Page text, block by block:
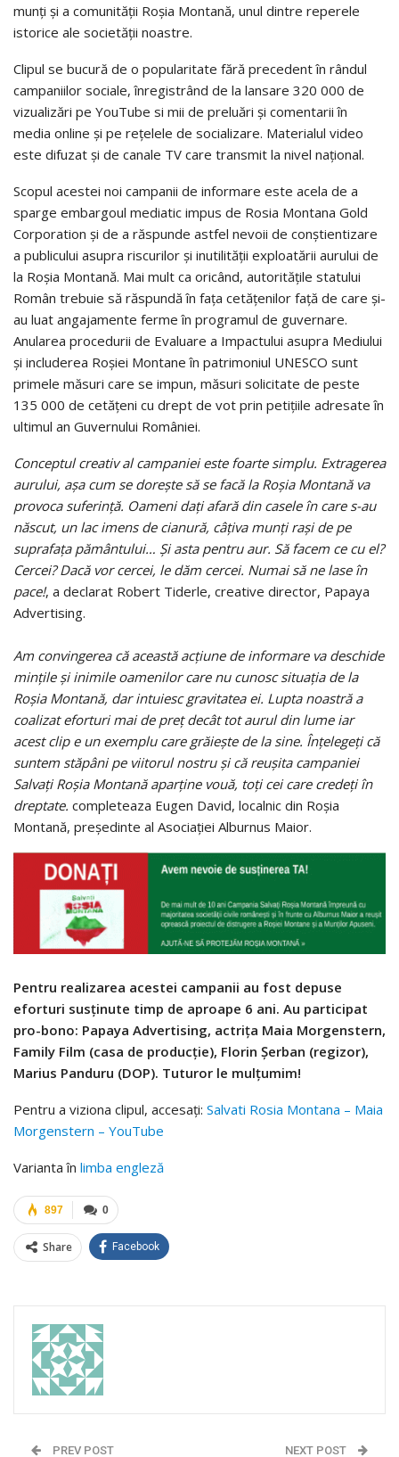
munţi şi a comunităţii Roşia Montană, unul dintre reperele
istorice ale societăţii noastre.
Clipul se bucură de o popularitate fără precedent în rândul
campaniilor sociale, înregistrând de la lansare 320 000 de
vizualizări pe YouTube si mii de preluări şi comentarii în
media online şi pe reţelele de socializare. Materialul video
este difuzat şi de canale TV care transmit la nivel naţional.
Scopul acestei noi campanii de informare este acela de a
sparge embargoul mediatic impus de Rosia Montana Gold
Corporation şi de a răspunde astfel nevoii de conştientizare
a publicului asupra riscurilor şi inutilităţii exploatării aurului de
la Roşia Montană. Mai mult ca oricând, autorităţile statului
Român trebuie să răspundă în faţa cetăţenilor faţă de care şi-
au luat angajamente ferme în programul de guvernare.
Anularea procedurii de Evaluare a Impactului asupra Mediului
şi includerea Roşiei Montane în patrimoniul UNESCO sunt
primele măsuri care se impun, măsuri solicitate de peste
135 000 de cetăţeni cu drept de vot prin petiţiile adresate în
ultimul an Guvernului României.
Conceptul creativ al campaniei este foarte simplu. Extragerea
aurului, aşa cum se doreşte să se facă la Roşia Montană va
provoca suferinţă. Oameni daţi afară din casele în care s-au
născut, un lac imens de cianură, câţiva munţi raşi de pe
suprafaţa pământului… Şi asta pentru aur. Să facem ce cu el?
Cercei? Dacă vor cercei, le dăm cercei. Numai să ne lase în
pace!, a declarat Robert Tiderle, creative director, Papaya
Advertising.
Am convingerea că această acţiune de informare va deschide
minţile şi inimile oamenilor care nu cunosc situaţia de la
Roşia Montană, dar intuiesc gravitatea ei. Lupta noastră a
coalizat eforturi mai de preţ decât tot aurul din lume iar
acest clip e un exemplu care grăieşte de la sine. Înţelegeţi că
suntem stăpâni pe viitorul nostru şi că reuşita campaniei
Salvaţi Roşia Montană aparţine vouă, toţi cei care credeţi în
dreptate. completeaza Eugen David, localnic din Roşia
Montană, preşedinte al Asociaţiei Alburnus Maior.
Pentru realizarea acestei campanii au fost depuse
eforturi susţinute timp de aproape 6 ani. Au participat
pro-bono: Papaya Advertising, actriţa Maia Morgenstern,
Family Film (casa de producţie), Florin Şerban (regizor),
Marius Panduru (DOP). Tuturor le mulţumim!
Pentru a viziona clipul, accesaţi: Salvati Rosia Montana – Maia
Morgenstern – YouTube
Varianta în limba engleză
0
897
Share Facebook
PREV POST NEXT POST